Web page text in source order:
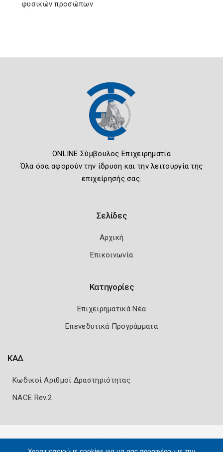
φυσικών προσώπων
ONLINE Σύμβουλος Επιχειρηματία
Όλα όσα αφορούν την ίδρυση και την λειτουργία της
επιχείρησής σας.
Σελίδες
Αρχική
Επικοινωνία
Κατηγορίες
Επιχειρηματικά Νέα
Επενεδυτικά Προγράμματα
ΚΑΔ
Κωδικοί Αριθμοί Δραστηριότητας
NACE Rev.2